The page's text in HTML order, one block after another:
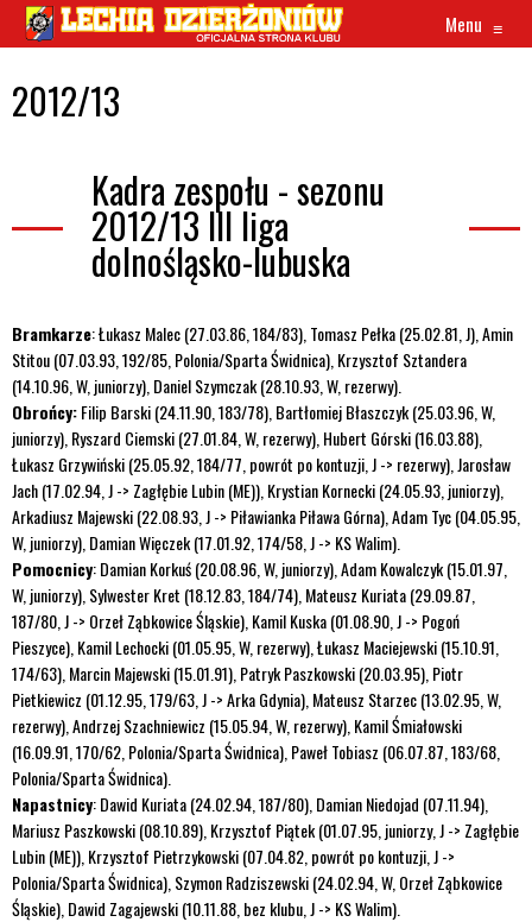
Menu ≡
2012/13
Kadra zespołu - sezonu
2012/13 III liga
dolnośląsko-lubuska
Bramkarze: Łukasz Malec (27.03.86, 184/83), Tomasz Pełka (25.02.81, J), Amin
Stitou (07.03.93, 192/85, Polonia/Sparta Świdnica), Krzysztof Sztandera
(14.10.96, W, juniorzy), Daniel Szymczak (28.10.93, W, rezerwy).
Obrońcy:Filip Barski (24.11.90, 183/78), Bartłomiej Błaszczyk (25.03.96, W,
juniorzy), Ryszard Ciemski (27.01.84, W, rezerwy), Hubert Górski (16.03.88),
Łukasz Grzywiński (25.05.92, 184/77, powrót po kontuzji, J -> rezerwy), Jarosław
Jach (17.02.94, J -> Zagłębie Lubin (ME)), Krystian Kornecki (24.05.93, juniorzy),
Arkadiusz Majewski (22.08.93, J -> Piławianka Piława Górna), Adam Tyc (04.05.95,
W, juniorzy), Damian Więczek (17.01.92, 174/58, J -> KS Walim).
Pomocnicy: Damian Korkuś (20.08.96, W, juniorzy), Adam Kowalczyk (15.01.97,
W, juniorzy), Sylwester Kret (18.12.83, 184/74), Mateusz Kuriata (29.09.87,
187/80, J -> Orzeł Ząbkowice Śląskie), Kamil Kuska (01.08.90, J -> Pogoń
Pieszyce), Kamil Lechocki (01.05.95, W, rezerwy), Łukasz Maciejewski (15.10.91,
174/63), Marcin Majewski (15.01.91), Patryk Paszkowski (20.03.95), Piotr
Pietkiewicz (01.12.95, 179/63, J -> Arka Gdynia), Mateusz Starzec (13.02.95, W,
rezerwy), Andrzej Szachniewicz (15.05.94, W, rezerwy), Kamil Śmiałowski
(16.09.91, 170/62, Polonia/Sparta Świdnica), Paweł Tobiasz (06.07.87, 183/68,
Polonia/Sparta Świdnica).
Napastnicy: Dawid Kuriata (24.02.94, 187/80), Damian Niedojad (07.11.94),
Mariusz Paszkowski (08.10.89), Krzysztof Piątek (01.07.95, juniorzy, J -> Zagłębie
Lubin (ME)), Krzysztof Pietrzykowski (07.04.82, powrót po kontuzji, J ->
Polonia/Sparta Świdnica), Szymon Radziszewski (24.02.94, W, Orzeł Ząbkowice
Śląskie), Dawid Zagajewski (10.11.88, bez klubu, J -> KS Walim).